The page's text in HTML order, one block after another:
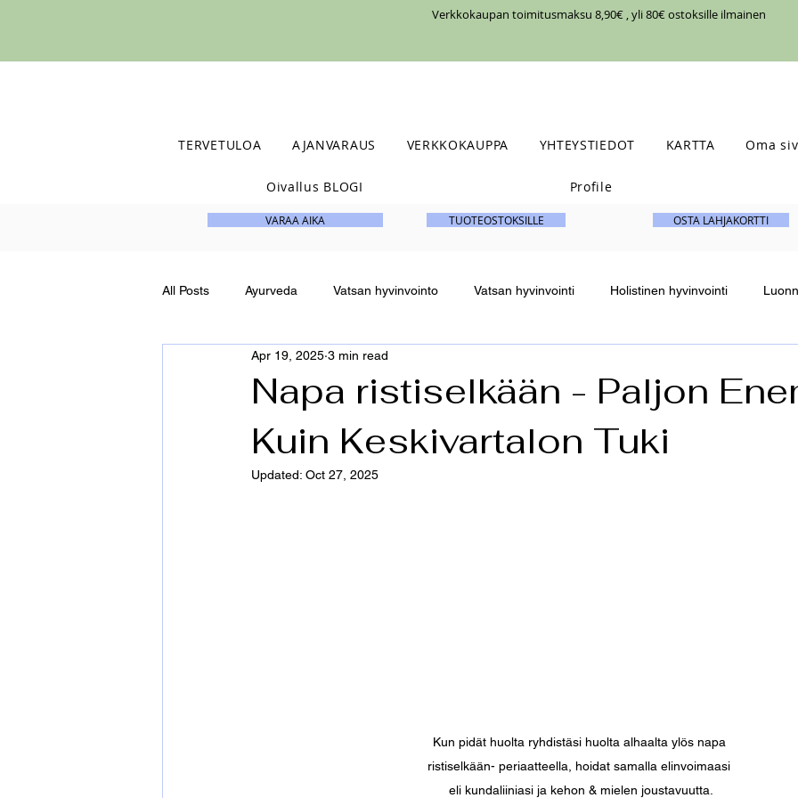
Verkkokaupan toimitusmaksu 8,90€ , yli 80€ ostoksille ilmainen
TERVETULOA AJANVARAUS VERKKOKAUPPA YHTEYSTIEDOT KARTTA Oma
Oivallus BLOGI Profile
VARAA AIKA TUOTEOSTOKSILLE OSTA LAHJAKORTTI
All Posts Ayurveda Vatsan hyvinvointo Vatsan hyvinvointi Holistinen hyvinvointi
Karoliina K Bohemian kivikorut
Tunteiden käsittely Tunteet Elämänilot ja surut Sokerointi
Napa ristiselkään - Paljon
Kuin Keskivartalon Tuki
Apr 19, 2025 3 min read
Updated: Oct 27, 2025
Kun pidät huolta ryhdistäsi huolta alhaalta ylös napa
ristiselkään- periaatteella, hoidat samalla elinvoimaasi
eli kundaliiniasi ja kehon & mielen joustavuutta.